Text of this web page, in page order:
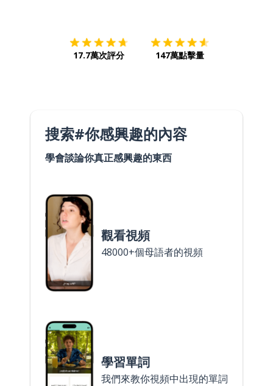
17.7萬次評分 147萬點擊量
搜索#你感興趣的內容
學會談論你真正感興趣的東西
觀看視頻
48000+個母語者的視頻
學習單詞
我們來教你視頻中出現的單詞